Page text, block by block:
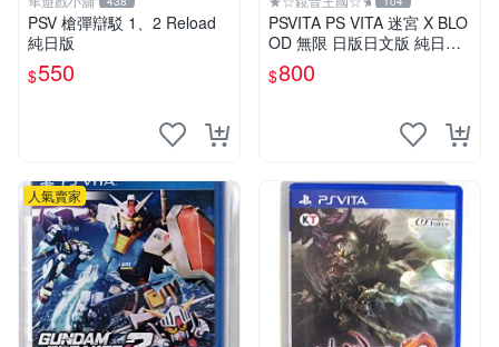
PSV 槍彈辯駁 1、2 Reload
純日版
$550
PSVITA PS VITA 迷宮 X BLO
OD 無限 日版日文版 純日版
二手良品
$800
人氣賣家